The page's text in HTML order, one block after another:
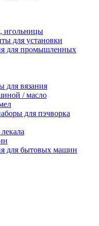
игольницы
для установки
для промышленных
для вязания
/ масло
для пэчворка
для бытовых машин